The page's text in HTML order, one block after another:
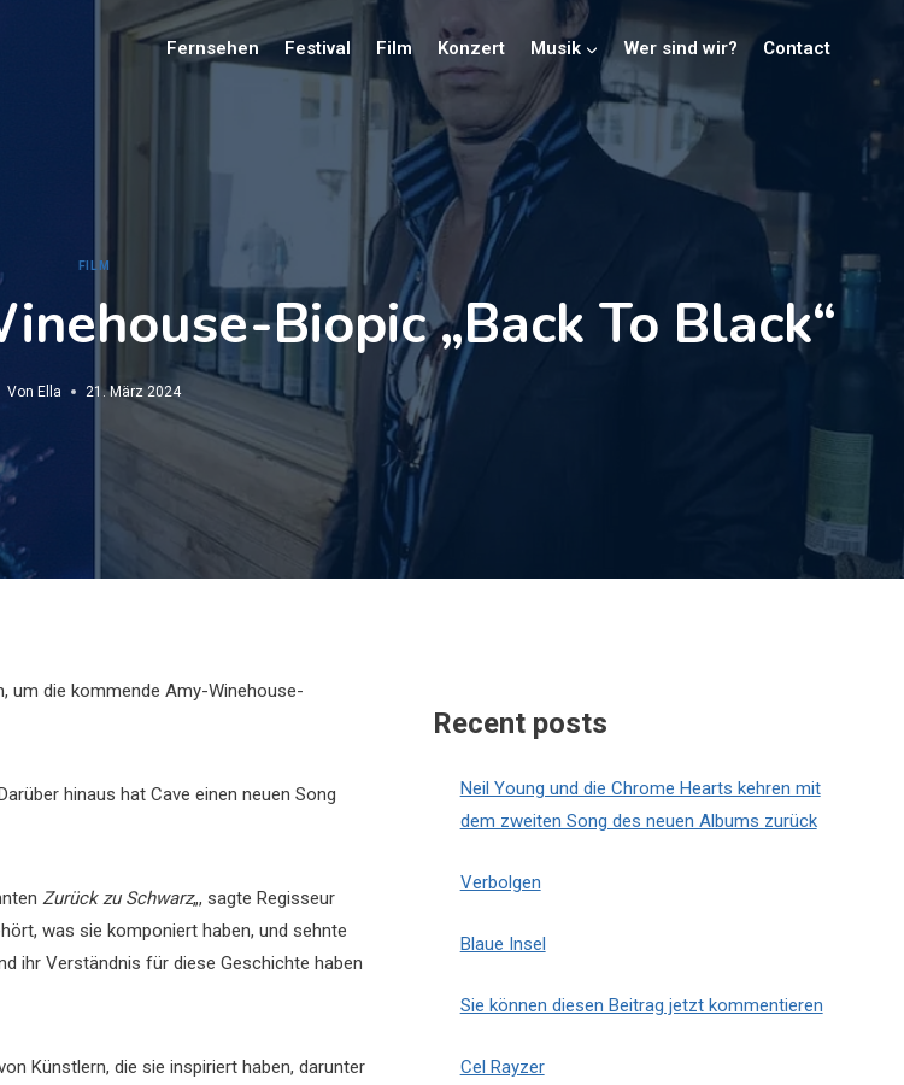
Fernsehen Festival Film Konzert Musik Wer sind wir? Contact
FILM
Biopic „Back To Black“
Von Ella 21. März 2024
um die kommende Amy-Winehouse-
hinaus hat Cave einen neuen Song
Zurück zu Schwarz„, sagte Regisseur
was sie komponiert haben, und sehnte
ihr Verständnis für diese Geschichte haben
Künstlern, die sie inspiriert haben, darunter
Recent posts
Neil Young und die Chrome Hearts kehren mit
dem zweiten Song des neuen Albums zurück
Verbolgen
Blaue Insel
Sie können diesen Beitrag jetzt kommentieren
Cel Rayzer